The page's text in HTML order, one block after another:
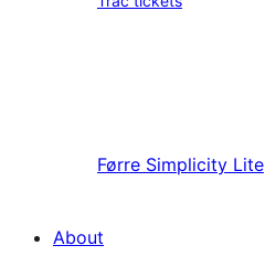
Førre Simplicity Lite
About